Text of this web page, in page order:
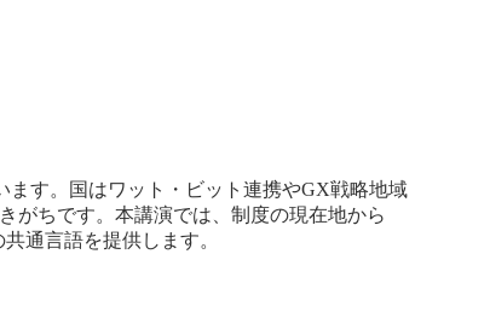
す。国はワット・ビット連携やGX戦略地域
がちです。本講演では、制度の現在地から
通言語を提供します。